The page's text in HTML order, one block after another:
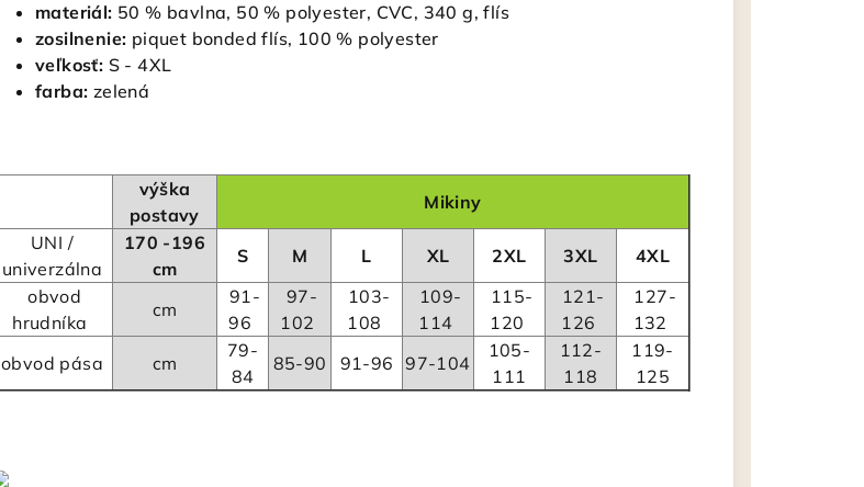
materiál: 50 % bavlna, 50 % polyester, CVC, 340 g, flís
zosilnenie: piquet bonded flís, 100 % polyester
veľkosť: S - 4XL
farba: zelená
výška
postavy
Mikiny
UNI /
univerzálna
170 -196
cm
S M L XL 2XL 3XL
4XL
obvod
hrudníka
cm
91-
96
97-
102
103-
108
109-
114
115-
120
121-
126
127-
132
obvod pása
cm
79-
84
85-90 91-96 97-104
105-
111
112-
118
119-
125